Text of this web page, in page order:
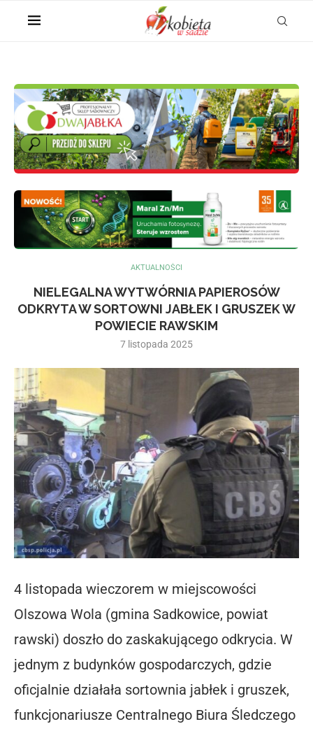
AKTUALNOŚCI
NIELEGALNA WYTWÓRNIA PAPIEROSÓW
ODKRYTA W SORTOWNI JABŁEK I GRUSZEK W
POWIECIE RAWSKIM
7 listopada 2025
4 listopada wieczorem w miejscowości
Olszowa Wola (gmina Sadkowice, powiat
rawski) doszło do zaskakującego odkrycia. W
jednym z budynków gospodarczych, gdzie
oficjalnie działała sortownia jabłek i gruszek,
funkcjonariusze Centralnego Biura Śledczego